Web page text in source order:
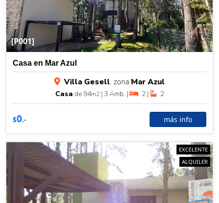
[P001]
Casa en Mar Azul
Villa Gesell, zona Mar Azul
Casa de 94m2 | 3 Amb. | 2 | 2
$0.- más info
EXCELENTE
ALQUILER